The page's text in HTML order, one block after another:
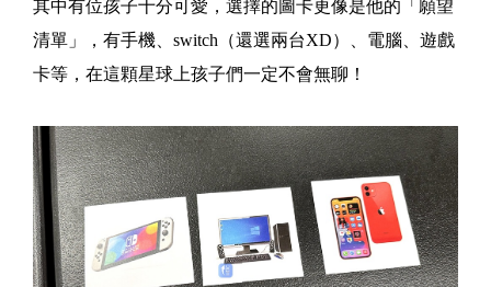
其中有位孩子十分可愛，選擇的圖卡更像是他的「願望
清單」，有手機、switch（還選兩台XD）、電腦、遊戲
卡等，在這顆星球上孩子們一定不會無聊！